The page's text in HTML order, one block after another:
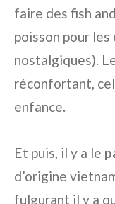
faire des fish
poisson pour
nostalgiques).
réconfortant,
enfance.
Et puis, il y a le
d’origine
fulgurant il y a